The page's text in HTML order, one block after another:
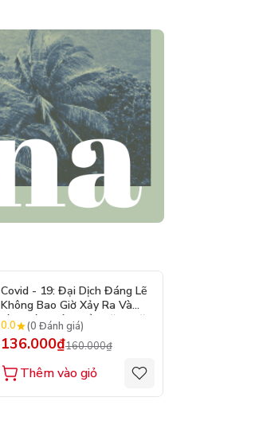
- 15%
Covid - 19: Đại Dịch Đáng Lẽ
Không Bao Giờ Xảy Ra Và
Làm Cách Nào Để Ngăn Chặn
Đại Dịch Kế Tiếp
0.0 (0 Đánh giá)
136.000₫160.000₫
Thêm vào giỏ